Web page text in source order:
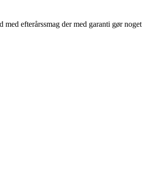
efterårssmag der med garanti gør noget